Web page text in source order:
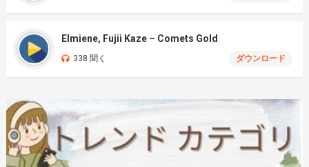
Elmiene, Fujii Kaze – Comets Gold
338 聞く ダウンロード